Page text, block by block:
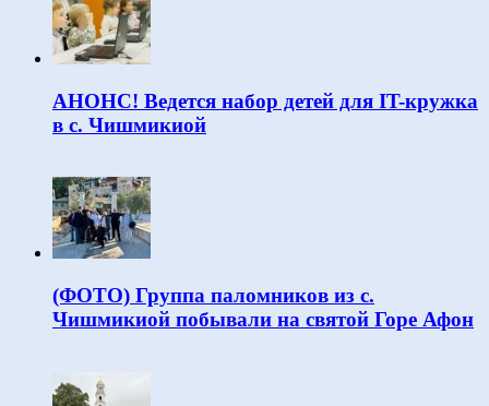
АНОНС! Ведется набор детей для IT-кружка
в с. Чишмикиой
(ФОТО) Группа паломников из с.
Чишмикиой побывали на святой Горе Афон